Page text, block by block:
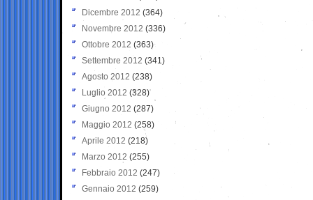
Dicembre 2012 (364)
Novembre 2012 (336)
Ottobre 2012 (363)
Settembre 2012 (341)
Agosto 2012 (238)
Luglio 2012 (328)
Giugno 2012 (287)
Maggio 2012 (258)
Aprile 2012 (218)
Marzo 2012 (255)
Febbraio 2012 (247)
Gennaio 2012 (259)